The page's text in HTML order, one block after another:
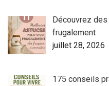
Découvrez
frugalement
juillet 28, 2026
175 conseils